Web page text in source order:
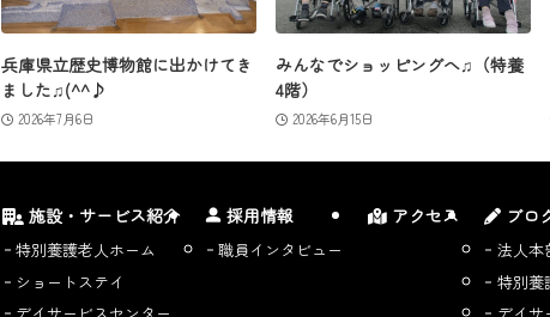
兵庫県立歴史博物館に出かけてき
ました♫(^^♪
2026年7月6日
みんなでショッピングへ♫（特養
4階）
2026年6月15日
施設・サービス紹介
特別養護老人ホーム
ショートステイ
採用情報
職員インタビュー
アクセス ブロ
法人本
特別養